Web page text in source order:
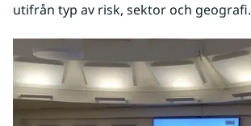
utifrån typ av risk, sektor och geografi.